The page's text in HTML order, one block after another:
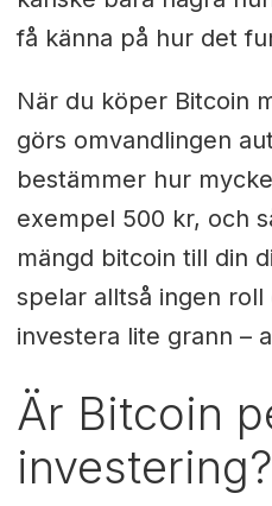
få känna på hur det
När du köper Bitcoin
görs omvandlingen
bestämmer hur
exempel 500 kr, och
mängd bitcoin till din
spelar alltså ingen roll
investera lite grann –
Är Bitcoin
investering?